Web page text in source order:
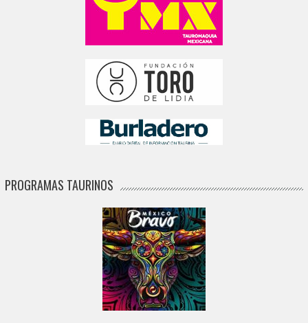
PROGRAMAS TAURINOS